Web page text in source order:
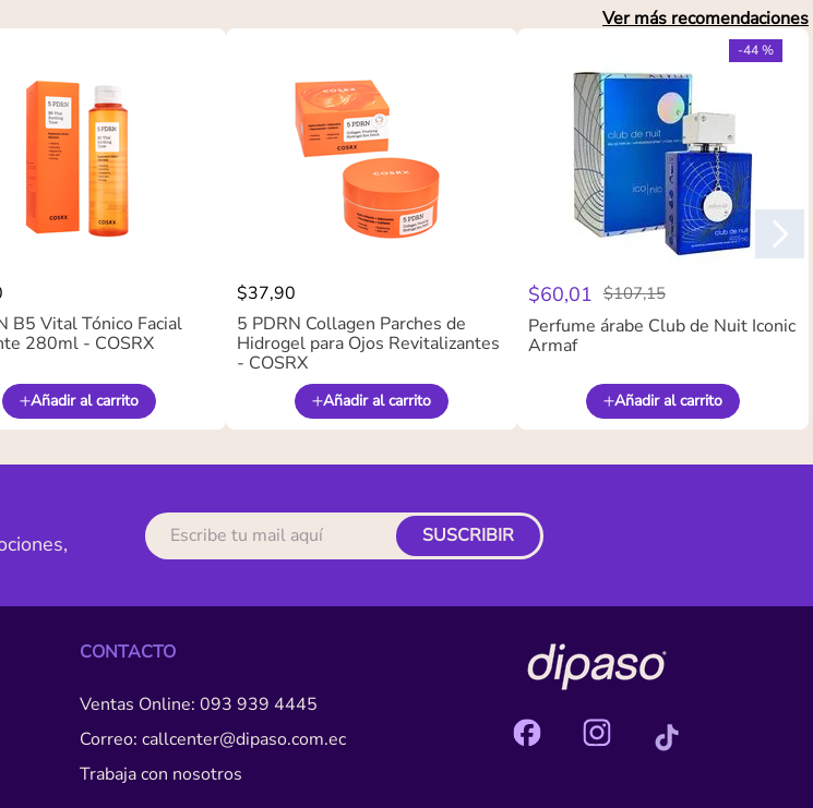
Ver más recomendaciones
B5 Vital Tónico Facial
280ml - COSRX
Añadir al carrito
$37,90
5 PDRN Collagen Parches de
Hidrogel para Ojos Revitalizantes
- COSRX
Añadir al carrito
-44 %
$60,01 $107,15
Perfume árabe Club de Nuit Iconic
Armaf
Añadir al carrito
SUSCRIBIR
CONTACTO
Ventas Online: 093 939 4445
Correo: callcenter@dipaso.com.ec
Trabaja con nosotros